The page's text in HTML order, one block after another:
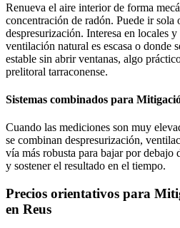
Renueva el aire interior de forma
concentración de radón. Puede ir sola
despresurización. Interesa en locales
ventilación natural es escasa o donde
estable sin abrir ventanas, algo
prelitoral tarraconense.
Sistemas combinados para
Cuando las mediciones son muy
se combinan despresurización,
vía más robusta para bajar por debajo
y sostener el resultado en el tiempo.
Precios orientativos para
en Reus